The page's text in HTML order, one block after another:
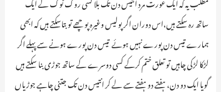
ساتھ رہ سکتے ہیں،اس دوران اگر پولیس وغیرہ پوچھے تو بتاسکتے ہیں کہ ابھی
ہمارے تیس دن پورے نہیں ہوئے ـ تیس دن پورے ہونے سے پہلے اگر
لڑکا لڑکی چاہیں تو تعلق ختم کرکے کسی دوسرے کے ساتھ جوڑی بنا سکتے ہیں ـ
گویا ایک دو دن، ہفتے دو ہفتے سے لے کر انتیس دن تک جتنی چاہے جوڑیاں